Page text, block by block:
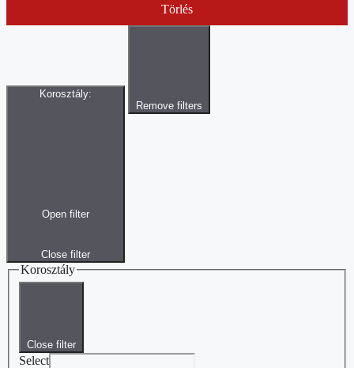
Törlés
Korosztály:
Open filter
Close filter
Remove filters
Korosztály
Close filter
Select